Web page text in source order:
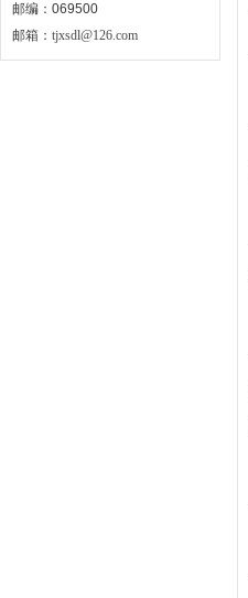
邮编：069500
邮箱： tjxsdl@126.com